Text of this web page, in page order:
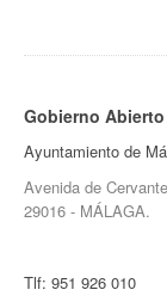
Gobierno Abierto
Ayuntamiento de
Avenida de
29016 - MÁLAGA.
Tlf: 951 926 010